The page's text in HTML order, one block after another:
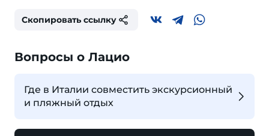
Скопировать ссылку
Вопросы о Лацио
Где в Италии совместить экскурсионный
и пляжный отдых